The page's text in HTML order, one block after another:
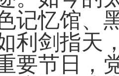
记忆馆、
利剑指天
要节日，